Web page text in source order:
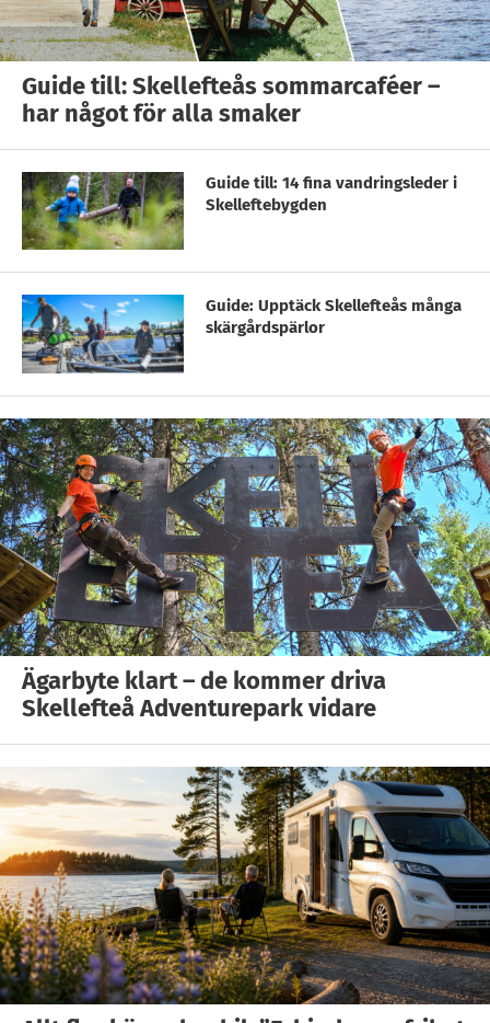
Guide till: Skellefteås sommarcaféer –
har något för alla smaker
Guide till: 14 fina vandringsleder i
Skelleftebygden
Guide: Upptäck Skellefteås många
skärgårdspärlor
Ägarbyte klart – de kommer driva
Skellefteå Adventurepark vidare